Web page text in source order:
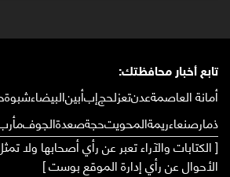
تابع أخبار محافظتك:
أمانة العاصمةعدنتعزلحجإبأبينالبيضاءشبوة
ذمارصنعاءريمةالمحويتحجةصعدةالجوف
[ الكتابات والآراء تعبر عن رأي أصحابها ولا
الأحوال عن رأي إدارة الموقع بوست ]